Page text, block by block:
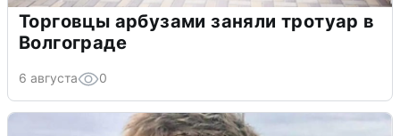
Торговцы арбузами заняли тротуар в
Волгограде
6 августа 0